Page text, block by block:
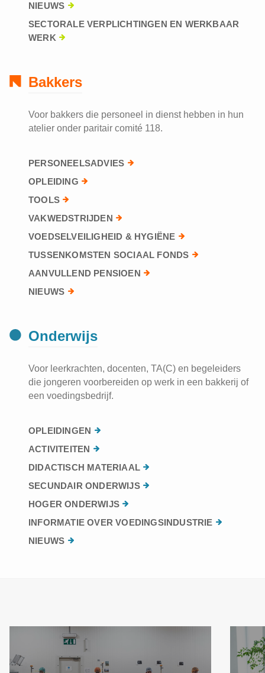
NIEUWS
SECTORALE VERPLICHTINGEN EN WERKBAAR
WERK
Bakkers
Voor bakkers die personeel in dienst hebben in hun
atelier onder paritair comité 118.
PERSONEELSADVIES
OPLEIDING
TOOLS
VAKWEDSTRIJDEN
VOEDSELVEILIGHEID & HYGIËNE
TUSSENKOMSTEN SOCIAAL FONDS
AANVULLEND PENSIOEN
NIEUWS
Onderwijs
Voor leerkrachten, docenten, TA(C) en begeleiders
die jongeren voorbereiden op werk in een bakkerij of
een voedingsbedrijf.
OPLEIDINGEN
ACTIVITEITEN
DIDACTISCH MATERIAAL
SECUNDAIR ONDERWIJS
HOGER ONDERWIJS
INFORMATIE OVER VOEDINGSINDUSTRIE
NIEUWS